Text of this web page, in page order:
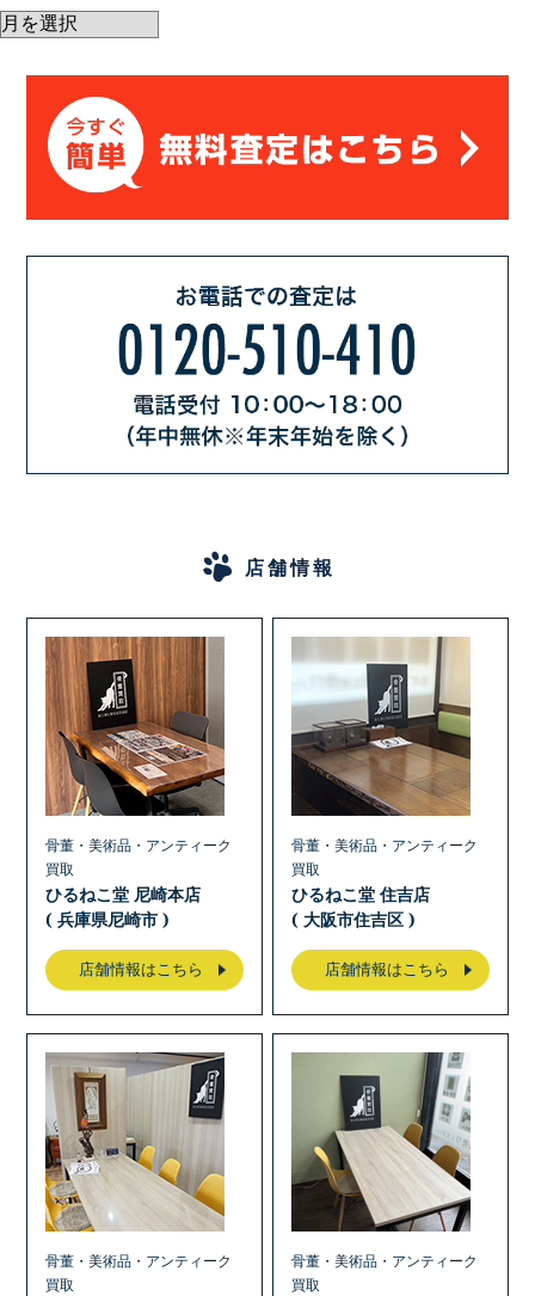
店舗情報
骨董・美術品・アンティーク
買取
ひるねこ堂 尼崎本店
( 兵庫県尼崎市 )
店舗情報はこちら
骨董・美術品・アンティーク
買取
ひるねこ堂 住吉店
( 大阪市住吉区 )
店舗情報はこちら
骨董・美術品・アンティーク
買取
骨董・美術品・アンティーク
買取